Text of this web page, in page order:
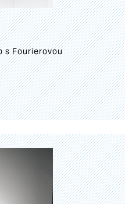
s Fourierovou